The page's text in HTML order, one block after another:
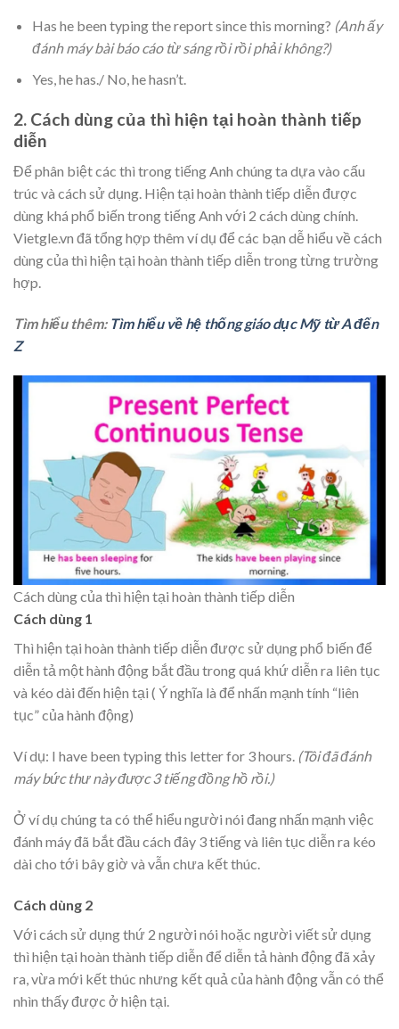
Has he been typing the report since this morning? (Anh ấy
đánh máy bài báo cáo từ sáng rồi rồi phải không?)
Yes, he has./ No, he hasn’t.
2. Cách dùng của thì hiện tại hoàn thành tiếp
diễn
Để phân biệt các thì trong tiếng Anh chúng ta dựa vào cấu
trúc và cách sử dụng. Hiện tại hoàn thành tiếp diễn được
dùng khá phổ biến trong tiếng Anh với 2 cách dùng chính.
Vietgle.vn đã tổng hợp thêm ví dụ để các bạn dễ hiểu về cách
dùng của thì hiện tại hoàn thành tiếp diễn trong từng trường
hợp.
Tìm hiểu thêm: Tìm hiểu về hệ thống giáo dục Mỹ từ A đến
Z
Cách dùng của thì hiện tại hoàn thành tiếp diễn
Cách dùng 1
Thì hiện tại hoàn thành tiếp diễn được sử dụng phổ biến để
diễn tả một hành động bắt đầu trong quá khứ diễn ra liên tục
và kéo dài đến hiện tại ( Ý nghĩa là để nhấn mạnh tính “liên
tục” của hành động)
Ví dụ: I have been typing this letter for 3 hours. (Tôi đã đánh
máy bức thư này được 3 tiếng đồng hồ rồi.)
Ở ví dụ chúng ta có thể hiểu người nói đang nhấn mạnh việc
đánh máy đã bắt đầu cách đây 3 tiếng và liên tục diễn ra kéo
dài cho tới bây giờ và vẫn chưa kết thúc.
Cách dùng 2
Với cách sử dụng thứ 2 người nói hoặc người viết sử dụng
thì hiện tại hoàn thành tiếp diễn để diễn tả hành động đã xảy
ra, vừa mới kết thúc nhưng kết quả của hành động vẫn có thể
nhìn thấy được ở hiện tại.